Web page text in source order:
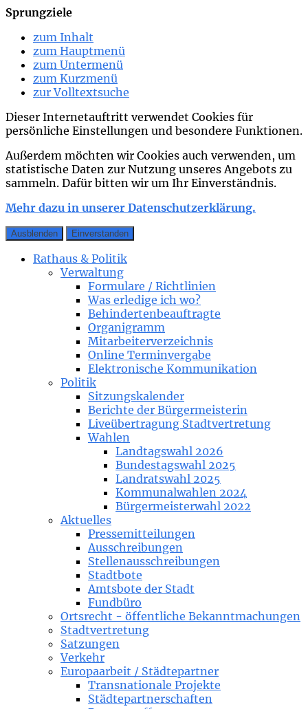
Sprungziele
zum Inhalt
zum Hauptmenü
zum Untermenü
zum Kurzmenü
zur Volltextsuche
Dieser Internetauftritt verwendet Cookies für
persönliche Einstellungen und besondere Funktionen.
Außerdem möchten wir Cookies auch verwenden, um
statistische Daten zur Nutzung unseres Angebots zu
sammeln. Dafür bitten wir um Ihr Einverständnis.
Mehr dazu in unserer Datenschutzerklärung.
Ausblenden Einverstanden
Rathaus & Politik
Verwaltung
Formulare / Richtlinien
Was erledige ich wo?
Behindertenbeauftragte
Organigramm
Mitarbeiterverzeichnis
Online Terminvergabe
Elektronische Kommunikation
Politik
Sitzungskalender
Berichte der Bürgermeisterin
Liveübertragung Stadtvertretung
Wahlen
Landtagswahl 2026
Bundestagswahl 2025
Landratswahl 2025
Kommunalwahlen 2024
Bürgermeisterwahl 2022
Aktuelles
Pressemitteilungen
Ausschreibungen
Stellenausschreibungen
Stadtbote
Amtsbote der Stadt
Fundbüro
Ortsrecht - öffentliche Bekanntmachungen
Stadtvertretung
Satzungen
Verkehr
Europaarbeit / Städtepartner
Transnationale Projekte
Städtepartnerschaften